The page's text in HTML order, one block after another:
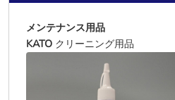
メンテナンス用品
KATO クリーニング用品